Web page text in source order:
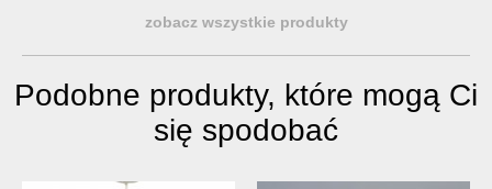
zobacz wszystkie produkty
Podobne produkty, które mogą Ci
się spodobać